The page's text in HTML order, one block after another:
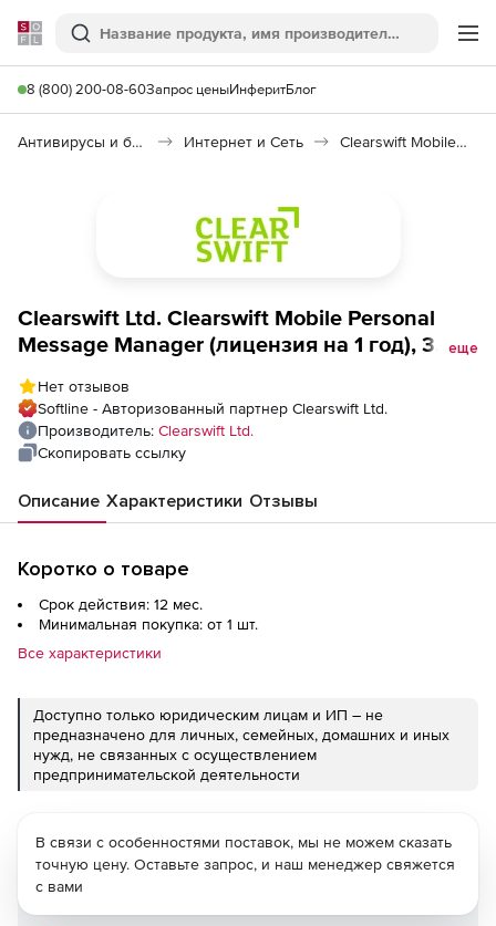
Softline
Поиск
8 (800) 200-08-60Запрос ценыИнферитБлог
Антивирусы и безопасность Интернет и Сеть Clearswift Mobile Personal Message Manager
Clearswift Ltd. Clearswift Mobile Personal
Message Manager (лицензия на 1 год), 3
еще
Нет отзывов
Softline - Авторизованный партнер Clearswift Ltd.
Производитель: Clearswift Ltd.
Скопировать ссылку
Описание Характеристики Отзывы
Коротко о товаре
Срок действия: 12 мес.
Минимальная покупка: от 1 шт.
Все характеристики
Доступно только юридическим лицам и ИП – не
предназначено для личных, семейных, домашних и иных
нужд, не связанных с осуществлением
предпринимательской деятельности
В связи с особенностями поставок, мы не можем сказать
точную цену. Оставьте запрос, и наш менеджер свяжется
с вами